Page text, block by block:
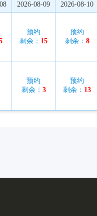
2026-08-09
2026-08-10
预约
剩余： 15
预约
剩余： 8
预约
剩余： 3
预约
剩余： 13